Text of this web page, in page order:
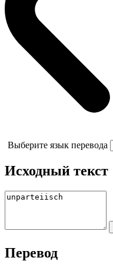
Выберите язык перевода
Исходный текст
Перевод